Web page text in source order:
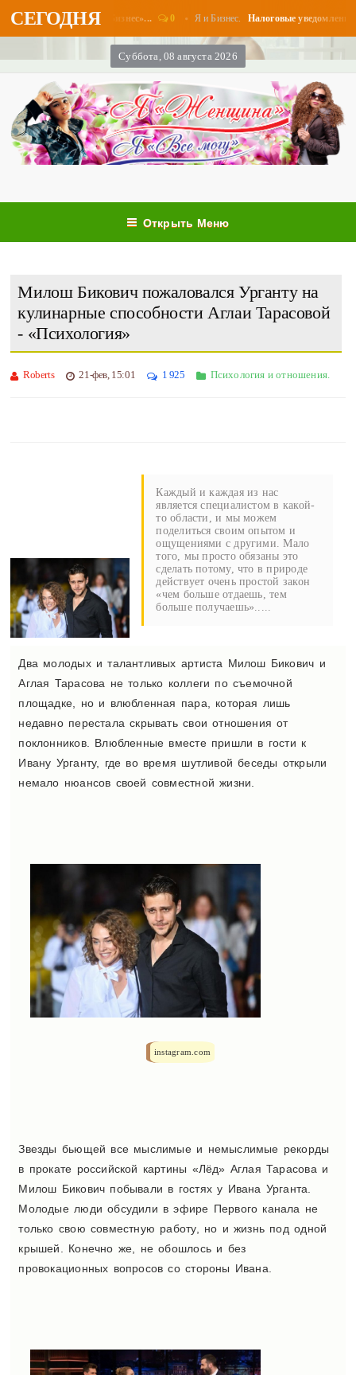
СЕГОДНЯ
в августе - «Бизнес»... 0 Я и Бизнес. Налоговые уведомления и
Суббота, 08 августа 2026
Открыть Меню
Милош Бикович пожаловался Урганту на
кулинарные способности Аглаи Тарасовой
- «Психология»
Roberts 21-фев, 15:01 1 925 Психология и отношения.
Каждый и каждая из нас
является специалистом в какой-
то области, и мы можем
поделиться своим опытом и
ощущениями с другими. Мало
того, мы просто обязаны это
сделать потому, что в природе
действует очень простой закон
«чем больше отдаешь, тем
больше получаешь».....
Два молодых и талантливых артиста Милош Бикович и
Аглая Тарасова не только коллеги по съемочной
площадке, но и влюбленная пара, которая лишь
недавно перестала скрывать свои отношения от
поклонников. Влюбленные вместе пришли в гости к
Ивану Урганту, где во время шутливой беседы открыли
немало нюансов своей совместной жизни.
instagram.com
Звезды бьющей все мыслимые и немыслимые рекорды
в прокате российской картины «Лёд» Аглая Тарасова и
Милош Бикович побывали в гостях у Ивана Урганта.
Молодые люди обсудили в эфире Первого канала не
только свою совместную работу, но и жизнь под одной
крышей. Конечно же, не обошлось и без
провокационных вопросов со стороны Ивана.